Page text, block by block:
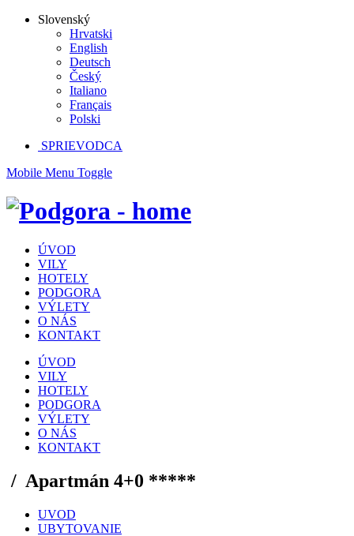
Slovenský
Hrvatski
English
Deutsch
Český
Italiano
Français
Polski
SPRIEVODCA
Mobile Menu Toggle
ÚVOD
VILY
HOTELY
PODGORA
VÝLETY
O NÁS
KONTAKT
ÚVOD
VILY
HOTELY
PODGORA
VÝLETY
O NÁS
KONTAKT
/ Apartmán 4+0 *****
UVOD
UBYTOVANIE